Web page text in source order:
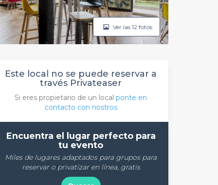
Ver las 12 fotos
Este local no se puede reservar a
través Privateaser
Si eres propietario de un local ponte en
contacto con nostros
Encuentra el lugar perfecto para
tu evento
Miles de lugares adaptados para grupos para
reservar o privatizar en línea, gratis